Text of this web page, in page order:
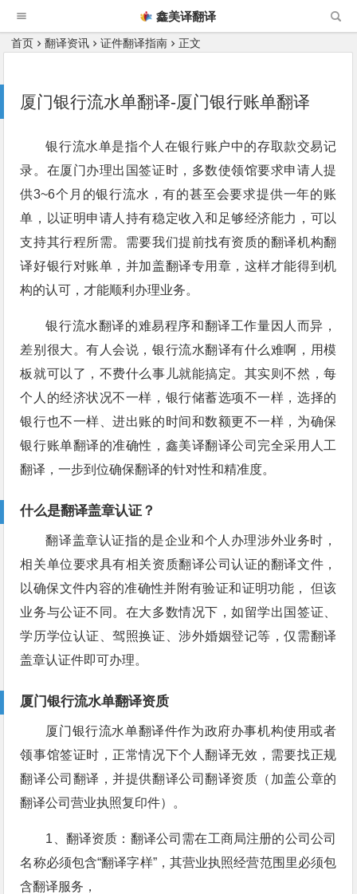
鑫美译翻译
首页 翻译资讯 证件翻译指南 正文
厦门银行流水单翻译-厦门银行账单翻译
银行流水单是指个人在银行账户中的存取款交易记
录。在厦门办理出国签证时，多数使领馆要求申请人提
供3~6个月的银行流水，有的甚至会要求提供一年的账
单，以证明申请人持有稳定收入和足够经济能力，可以
支持其行程所需。需要我们提前找有资质的翻译机构翻
译好银行对账单，并加盖翻译专用章，这样才能得到机
构的认可，才能顺利办理业务。
银行流水翻译的难易程序和翻译工作量因人而异，
差别很大。有人会说，银行流水翻译有什么难啊，用模
板就可以了，不费什么事儿就能搞定。其实则不然，每
个人的经济状况不一样，银行储蓄选项不一样，选择的
银行也不一样、进出账的时间和数额更不一样，为确保
银行账单翻译的准确性，鑫美译翻译公司完全采用人工
翻译，一步到位确保翻译的针对性和精准度。
什么是翻译盖章认证？
翻译盖章认证指的是企业和个人办理涉外业务时，
相关单位要求具有相关资质翻译公司认证的翻译文件，
以确保文件内容的准确性并附有验证和证明功能， 但该
业务与公证不同。在大多数情况下，如留学出国签证、
学历学位认证、驾照换证、涉外婚姻登记等，仅需翻译
盖章认证件即可办理。
厦门银行流水单翻译资质
厦门银行流水单翻译件作为政府办事机构使用或者
领事馆签证时，正常情况下个人翻译无效，需要找正规
翻译公司翻译，并提供翻译公司翻译资质（加盖公章的
翻译公司营业执照复印件）。
1、翻译资质：翻译公司需在工商局注册的公司公司
名称必须包含“翻译字样”，其营业执照经营范围里必须包
含翻译服务，